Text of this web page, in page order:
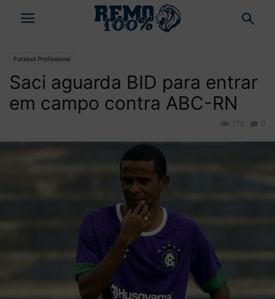
Futebol Profissional
Saci aguarda BID para entrar
em campo contra ABC-RN
0
175